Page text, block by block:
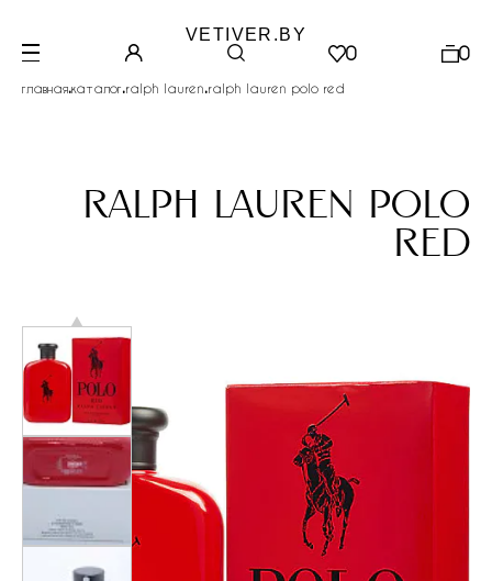
VETIVER.BY
0 0
главная.каталог.ralph lauren.ralph lauren polo red
ralph lauren polo
red